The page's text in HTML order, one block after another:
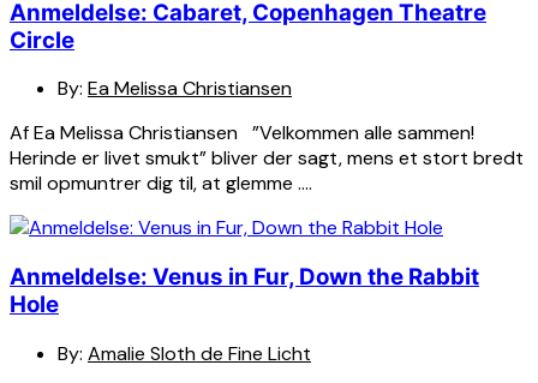
Anmeldelse: Cabaret, Copenhagen Theatre
Circle
By: Ea Melissa Christiansen
Af Ea Melissa Christiansen ”Velkommen alle sammen!
Herinde er livet smukt” bliver der sagt, mens et stort bredt
smil opmuntrer dig til, at glemme ….
Anmeldelse: Venus in Fur, Down the Rabbit
Hole
By: Amalie Sloth de Fine Licht